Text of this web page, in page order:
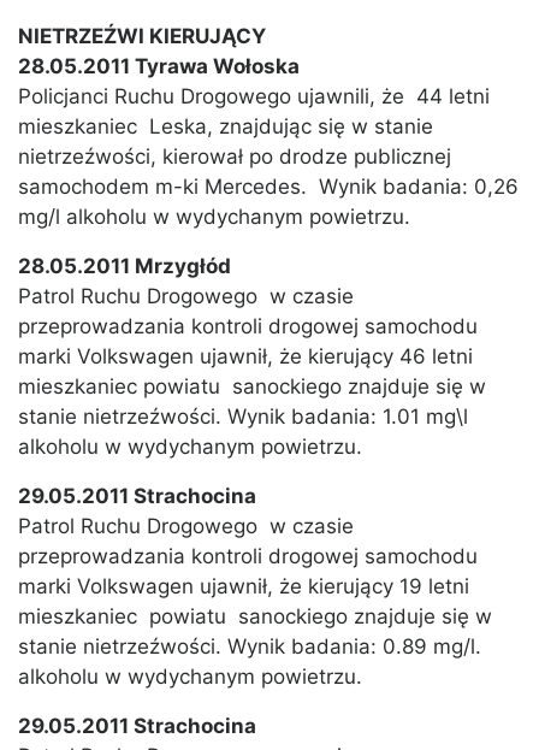
NIETRZEŹWI KIERUJĄCY
28.05.2011 Tyrawa Wołoska
Policjanci Ruchu Drogowego ujawnili, że 44 letni
mieszkaniec Leska, znajdując się w stanie
nietrzeźwości, kierował po drodze publicznej
samochodem m-ki Mercedes. Wynik badania: 0,26
mg/l alkoholu w wydychanym powietrzu.
28.05.2011 Mrzygłód
Patrol Ruchu Drogowego w czasie
przeprowadzania kontroli drogowej samochodu
marki Volkswagen ujawnił, że kierujący 46 letni
mieszkaniec powiatu sanockiego znajduje się w
stanie nietrzeźwości. Wynik badania: 1.01 mg\l
alkoholu w wydychanym powietrzu.
29.05.2011 Strachocina
Patrol Ruchu Drogowego w czasie
przeprowadzania kontroli drogowej samochodu
marki Volkswagen ujawnił, że kierujący 19 letni
mieszkaniec powiatu sanockiego znajduje się w
stanie nietrzeźwości. Wynik badania: 0.89 mg/l.
alkoholu w wydychanym powietrzu.
29.05.2011 Strachocina